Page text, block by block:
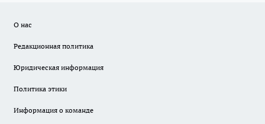
О нас
Редакционная политика
Юридическая информация
Политика этики
Информация о команде